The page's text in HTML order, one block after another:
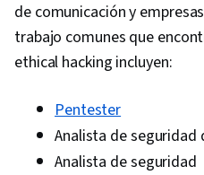
de comunicación y
trabajo comunes que
ethical hacking incluyen:
Pentester
Analista de seguridad
Analista de seguridad